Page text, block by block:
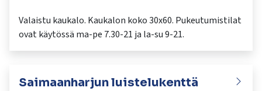
Valaistu kaukalo. Kaukalon koko 30x60. Pukeutumistilat
Saimaanharjun luistelukenttä